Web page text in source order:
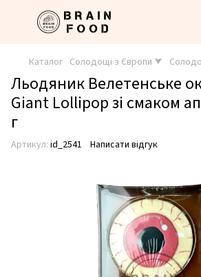
Каталог Солодощі з Європи ⮟
Льодяник Велетенське
Giant Lollipop зі смаком
г
Артикул: id_2541 Написати відгук